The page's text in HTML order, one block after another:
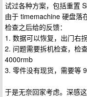
试过各种方案，包括重置
由于 timemachine 硬盘落
检查之后给的反馈：
1. 数据可以恢复，出门右
2. 问题需要拆机检查，检
4000rmb
3. 零件没有现货，需要等
于是无奈回家考虑。深感